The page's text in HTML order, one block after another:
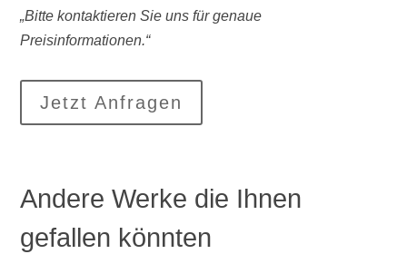
„Bitte kontaktieren Sie uns für genaue
Preisinformationen.“
Jetzt Anfragen
Andere Werke die Ihnen
gefallen könnten